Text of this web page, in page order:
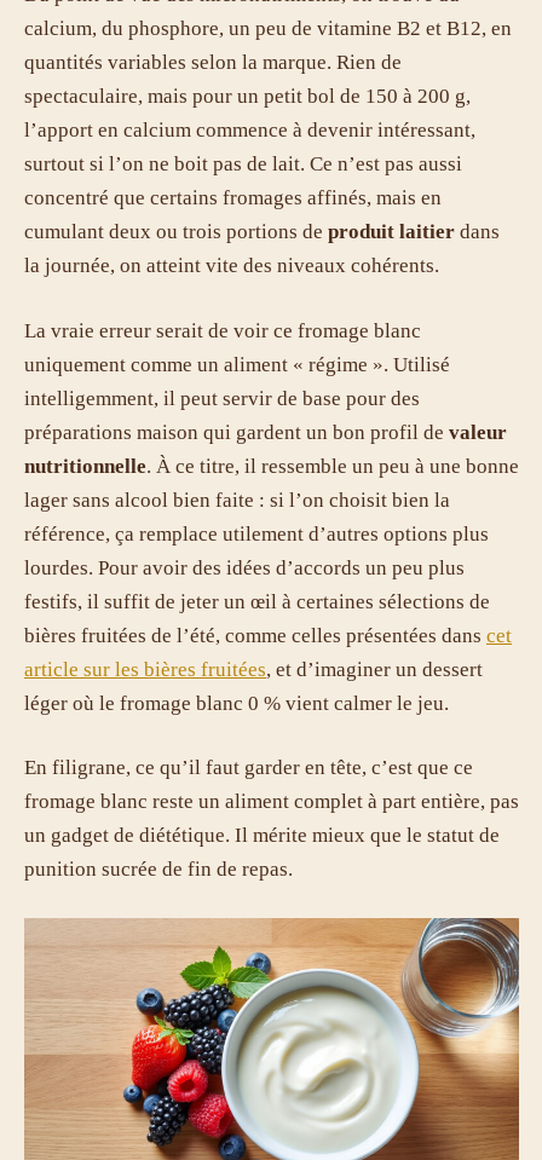
calcium, du phosphore, un peu de vitamine B2 et B12, en
quantités variables selon la marque. Rien de
spectaculaire, mais pour un petit bol de 150 à 200 g,
l’apport en calcium commence à devenir intéressant,
surtout si l’on ne boit pas de lait. Ce n’est pas aussi
concentré que certains fromages affinés, mais en
cumulant deux ou trois portions de produit laitier dans
la journée, on atteint vite des niveaux cohérents.
La vraie erreur serait de voir ce fromage blanc
uniquement comme un aliment « régime ». Utilisé
intelligemment, il peut servir de base pour des
préparations maison qui gardent un bon profil de valeur
nutritionnelle. À ce titre, il ressemble un peu à une bonne
lager sans alcool bien faite : si l’on choisit bien la
référence, ça remplace utilement d’autres options plus
lourdes. Pour avoir des idées d’accords un peu plus
festifs, il suffit de jeter un œil à certaines sélections de
bières fruitées de l’été, comme celles présentées dans cet
article sur les bières fruitées, et d’imaginer un dessert
léger où le fromage blanc 0 % vient calmer le jeu.
En filigrane, ce qu’il faut garder en tête, c’est que ce
fromage blanc reste un aliment complet à part entière, pas
un gadget de diététique. Il mérite mieux que le statut de
punition sucrée de fin de repas.